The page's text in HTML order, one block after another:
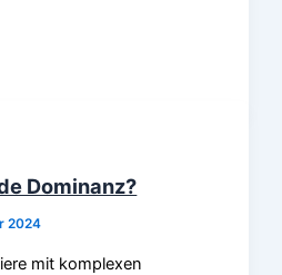
Dominanz?
2024
mit komplexen